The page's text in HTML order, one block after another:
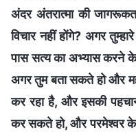
अंदर अंतरात्मा की
विचार नहीं होंगे? अगर
पास सत्य का अभ्यास करने के
अगर तुम बता सकते हो और
कर रहा है, और इसकी
कर सकते हो, और परमेश्वर